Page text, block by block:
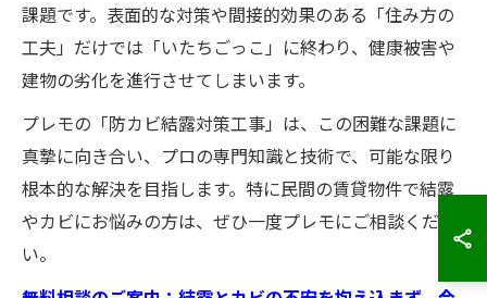
課題です。表面的な対策や間接的効果のある「住み方の
工夫」だけでは「いたちごっこ」に終わり、健康被害や
建物の劣化を進行させてしまいます。
プレモの「防カビ結露対策工事」は、この困難な課題に
真摯に向き合い、プロの専門知識と技術で、可能な限り
根本的な解決を目指します。特に民間の賃貸物件で結露
やカビにお悩みの方は、ぜひ一度プレモにご相談くださ
い。